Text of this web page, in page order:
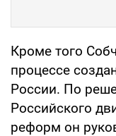
Кроме того
процессе
России. По
Российского
реформ он